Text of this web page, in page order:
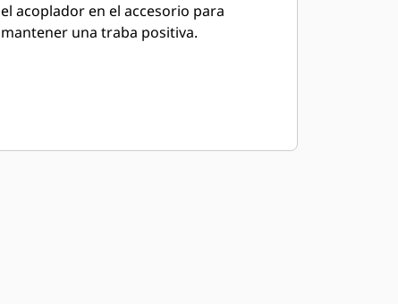
el acoplador en el accesorio para
mantener una traba positiva.